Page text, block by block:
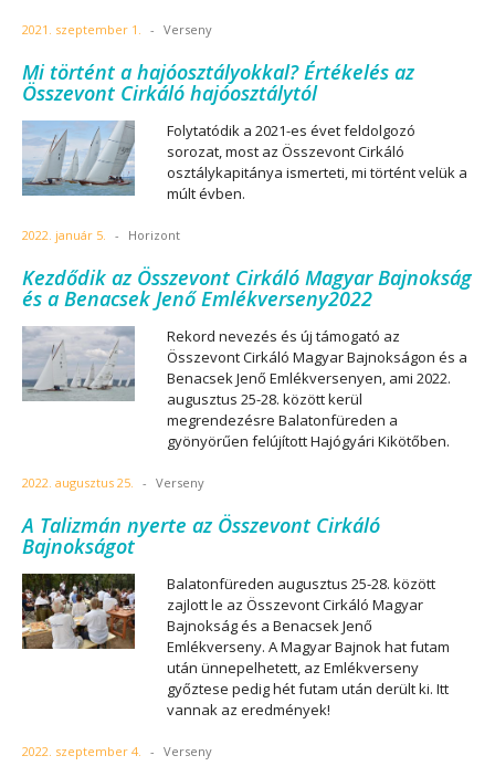
2021. szeptember 1. - Verseny
Mi történt a hajóosztályokkal? Értékelés az
Összevont Cirkáló hajóosztálytól
Folytatódik a 2021-es évet feldolgozó
sorozat, most az Összevont Cirkáló
osztálykapitánya ismerteti, mi történt velük a
múlt évben.
2022. január 5. - Horizont
Kezdődik az Összevont Cirkáló Magyar Bajnokság
és a Benacsek Jenő Emlékverseny2022
Rekord nevezés és új támogató az
Összevont Cirkáló Magyar Bajnokságon és a
Benacsek Jenő Emlékversenyen, ami 2022.
augusztus 25-28. között kerül
megrendezésre Balatonfüreden a
gyönyörűen felújított Hajógyári Kikötőben.
2022. augusztus 25. - Verseny
A Talizmán nyerte az Összevont Cirkáló
Bajnokságot
Balatonfüreden augusztus 25-28. között
zajlott le az Összevont Cirkáló Magyar
Bajnokság és a Benacsek Jenő
Emlékverseny. A Magyar Bajnok hat futam
után ünnepelhetett, az Emlékverseny
győztese pedig hét futam után derült ki. Itt
vannak az eredmények!
2022. szeptember 4. - Verseny